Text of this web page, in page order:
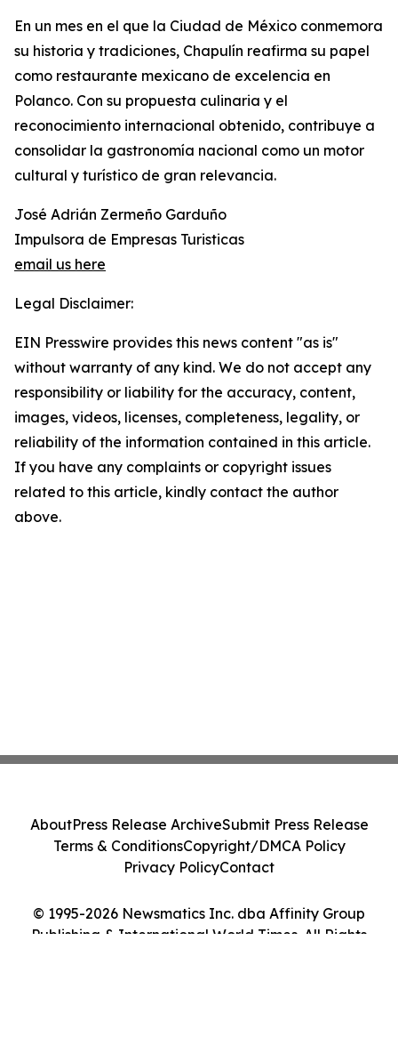
En un mes en el que la Ciudad de México conmemora
su historia y tradiciones, Chapulín reafirma su papel
como restaurante mexicano de excelencia en
Polanco. Con su propuesta culinaria y el
reconocimiento internacional obtenido, contribuye a
consolidar la gastronomía nacional como un motor
cultural y turístico de gran relevancia.
José Adrián Zermeño Garduño
Impulsora de Empresas Turisticas
email us here
Legal Disclaimer:
EIN Presswire provides this news content "as is"
without warranty of any kind. We do not accept any
responsibility or liability for the accuracy, content,
images, videos, licenses, completeness, legality, or
reliability of the information contained in this article.
If you have any complaints or copyright issues
related to this article, kindly contact the author
above.
© 1995-2026 Newsmatics Inc. dba Affinity Group
Publishing & International World Times. All Rights
AboutPress Release ArchiveSubmit Press Release
Terms & ConditionsCopyright/DMCA Policy
Privacy PolicyContact